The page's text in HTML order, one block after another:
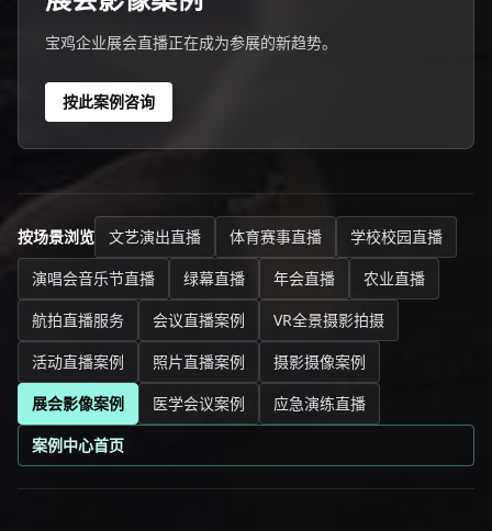
宝鸡企业展会直播正在成为参展的新趋势。
按此案例咨询
按场景浏览 文艺演出直播 体育赛事直播
学校校园直播
演唱会音乐节直播
绿幕直播 年会直播
农业直播
航拍直播服务
会议直播案例
VR全景摄影拍摄
活动直播案例
照片直播案例
摄影摄像案例
展会影像案例
医学会议案例
应急演练直播
案例中心首页